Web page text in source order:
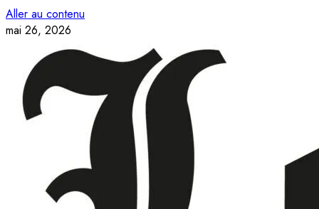
Aller au contenu
mai 26, 2026